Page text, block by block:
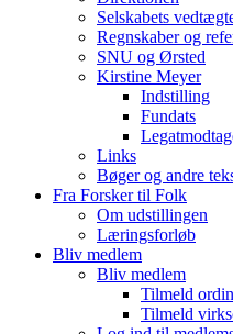
Selskabets
Regnskaber og
SNU og Ørsted
Kirstine Meyer
Indstilling
Fundats
Links
Bøger og andre
Fra Forsker til Folk
Om udstillingen
Læringsforløb
Bliv medlem
Bliv medlem
Tilmeld
Tilmeld